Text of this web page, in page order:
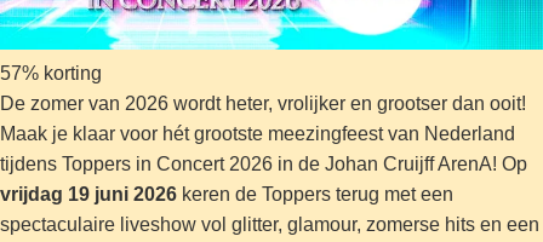
57% korting
De zomer van 2026 wordt heter, vrolijker en grootser dan ooit!
Maak je klaar voor hét grootste meezingfeest van Nederland
tijdens Toppers in Concert 2026 in de Johan Cruijff ArenA! Op
vrijdag 19 juni 2026 keren de Toppers terug met een
spectaculaire liveshow vol glitter, glamour, zomerse hits en een